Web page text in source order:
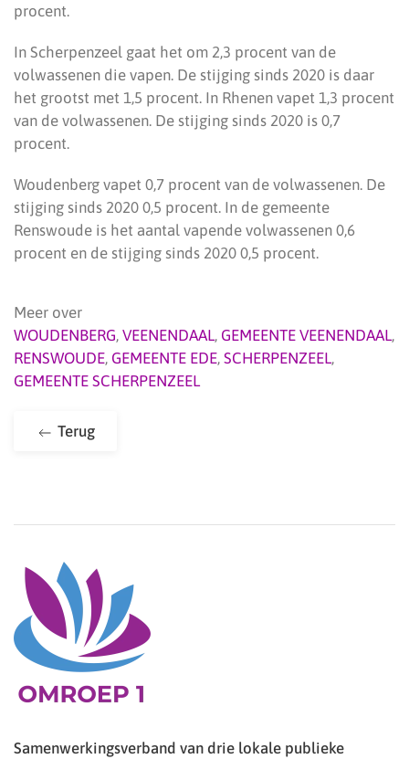
procent.
In Scherpenzeel gaat het om 2,3 procent van de
volwassenen die vapen. De stijging sinds 2020 is daar
het grootst met 1,5 procent. In Rhenen vapet 1,3 procent
van de volwassenen. De stijging sinds 2020 is 0,7
procent.
Woudenberg vapet 0,7 procent van de volwassenen. De
stijging sinds 2020 0,5 procent. In de gemeente
Renswoude is het aantal vapende volwassenen 0,6
procent en de stijging sinds 2020 0,5 procent.
Meer over
WOUDENBERG, VEENENDAAL, GEMEENTE VEENENDAAL,
RENSWOUDE, GEMEENTE EDE, SCHERPENZEEL,
GEMEENTE SCHERPENZEEL
Terug
Samenwerkingsverband van drie lokale publieke